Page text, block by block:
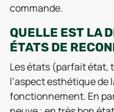
commande.
QUELLE EST LA
ÉTATS DE
Les états (parfait état,
l’aspect esthétique de
fonctionnement. En